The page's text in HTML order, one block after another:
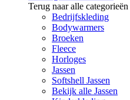
Terug naar alle categorieën
Bedrijfskleding
Bodywarmers
Broeken
Fleece
Horloges
Jassen
Softshell Jassen
Bekijk alle Jassen